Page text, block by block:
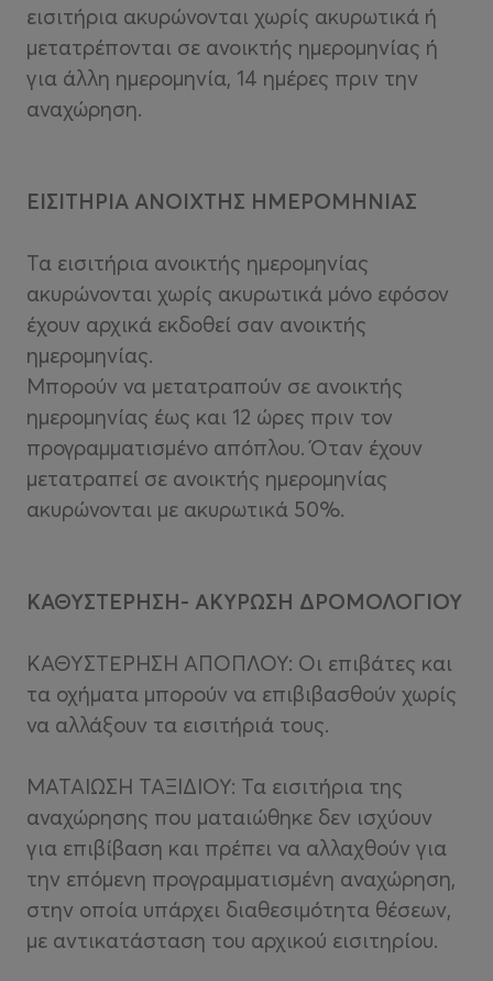
εισιτήρια ακυρώνονται χωρίς ακυρωτικά ή
μετατρέπονται σε ανοικτής ημερομηνίας ή
για άλλη ημερομηνία, 14 ημέρες πριν την
αναχώρηση.
ΕΙΣΙΤΗΡΙΑ ΑΝΟΙΧΤΗΣ ΗΜΕΡΟΜΗΝΙΑΣ
Τα εισιτήρια ανοικτής ημερομηνίας
ακυρώνονται χωρίς ακυρωτικά μόνο εφόσον
έχουν αρχικά εκδοθεί σαν ανοικτής
ημερομηνίας.
Μπορούν να μετατραπούν σε ανοικτής
ημερομηνίας έως και 12 ώρες πριν τον
προγραμματισμένο απόπλου. Όταν έχουν
μετατραπεί σε ανοικτής ημερομηνίας
ακυρώνονται με ακυρωτικά 50%.
ΚΑΘΥΣΤΕΡΗΣΗ- ΑΚΥΡΩΣΗ ΔΡΟΜΟΛΟΓΙΟΥ
ΚΑΘΥΣΤΕΡΗΣΗ ΑΠΟΠΛΟΥ: Οι επιβάτες και
τα οχήματα μπορούν να επιβιβασθούν χωρίς
να αλλάξουν τα εισιτήριά τους.
ΜΑΤΑΙΩΣΗ ΤΑΞΙΔΙΟΥ: Τα εισιτήρια της
αναχώρησης που ματαιώθηκε δεν ισχύουν
για επιβίβαση και πρέπει να αλλαχθούν για
την επόμενη προγραμματισμένη αναχώρηση,
στην οποία υπάρχει διαθεσιμότητα θέσεων,
με αντικατάσταση του αρχικού εισιτηρίου.